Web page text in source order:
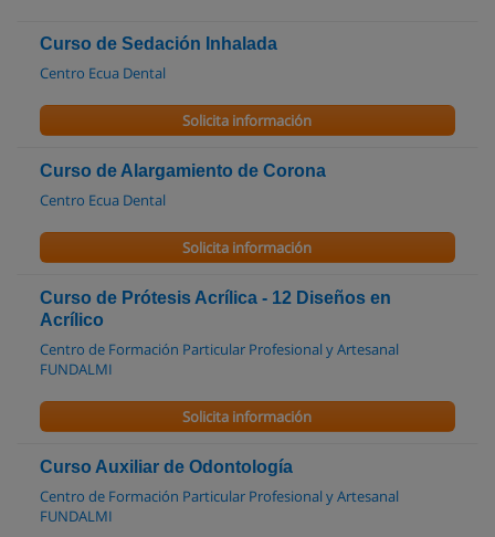
Curso de Sedación Inhalada
Centro Ecua Dental
Solicita información
Curso de Alargamiento de Corona
Centro Ecua Dental
Solicita información
Curso de Prótesis Acrílica - 12 Diseños en
Acrílico
Centro de Formación Particular Profesional y Artesanal
FUNDALMI
Solicita información
Curso Auxiliar de Odontología
Centro de Formación Particular Profesional y Artesanal
FUNDALMI